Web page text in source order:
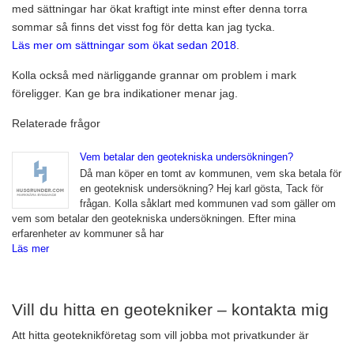
med sättningar har ökat kraftigt inte minst efter denna torra
sommar så finns det visst fog för detta kan jag tycka.
Läs mer om sättningar som ökat sedan 2018.
Kolla också med närliggande grannar om problem i mark
föreligger. Kan ge bra indikationer menar jag.
Relaterade frågor
Vem betalar den geotekniska undersökningen?
Då man köper en tomt av kommunen, vem ska betala för
en geoteknisk undersökning? Hej karl gösta, Tack för
frågan. Kolla såklart med kommunen vad som gäller om
vem som betalar den geotekniska undersökningen. Efter mina
erfarenheter av kommuner så har
Läs mer
Vill du hitta en geotekniker – kontakta mig
Att hitta geoteknikföretag som vill jobba mot privatkunder är